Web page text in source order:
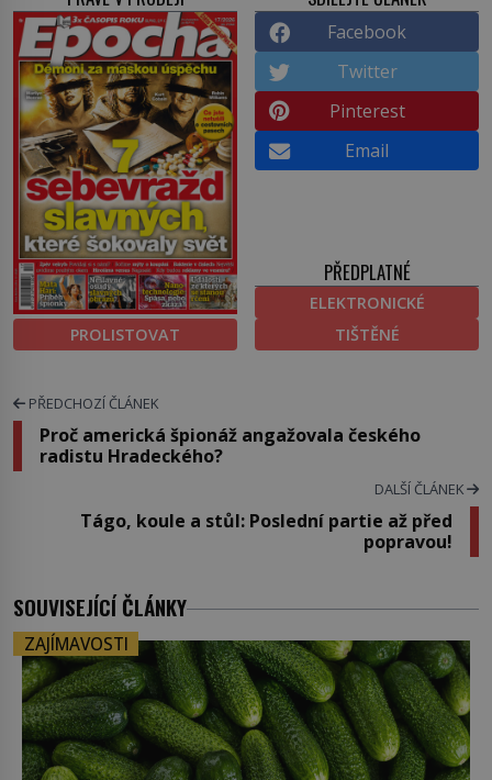
PROLISTOVAT
Facebook
Twitter
Pinterest
Email
PŘEDPLATNÉ
ELEKTRONICKÉ
TIŠTĚNÉ
PŘEDCHOZÍ ČLÁNEK
Proč americká špionáž angažovala českého
radistu Hradeckého?
DALŠÍ ČLÁNEK
Tágo, koule a stůl: Poslední partie až před
popravou!
SOUVISEJÍCÍ ČLÁNKY
ZAJÍMAVOSTI